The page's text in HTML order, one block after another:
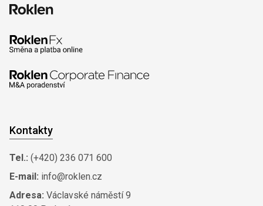
Kontakty
Tel.: (+420) 236 071 600
E-mail: info@roklen.cz
Adresa: Václavské náměstí 9